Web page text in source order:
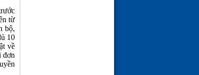
từ
bộ,
10
về
đơn